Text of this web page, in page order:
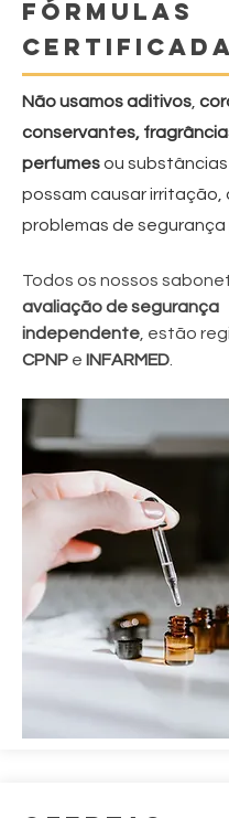
FÓRMULAS
Não usamosaditivos
conservantes,
perfumesou
possam causar irritação,
problemas de segurança
Todos os nossos
avaliação de segurança
independente , estão
CPNP e INFARMED